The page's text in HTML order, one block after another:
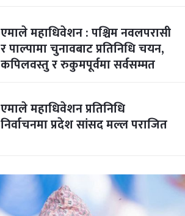
एमाले महाधिवेशन : पश्चिम नवलपरासी
र पाल्पामा चुनावबाट प्रतिनिधि चयन,
कपिलवस्तु र रुकुमपूर्वमा सर्वसम्मत
एमाले महाधिवेशन प्रतिनिधि
निर्वाचनमा प्रदेश सांसद मल्ल पराजित